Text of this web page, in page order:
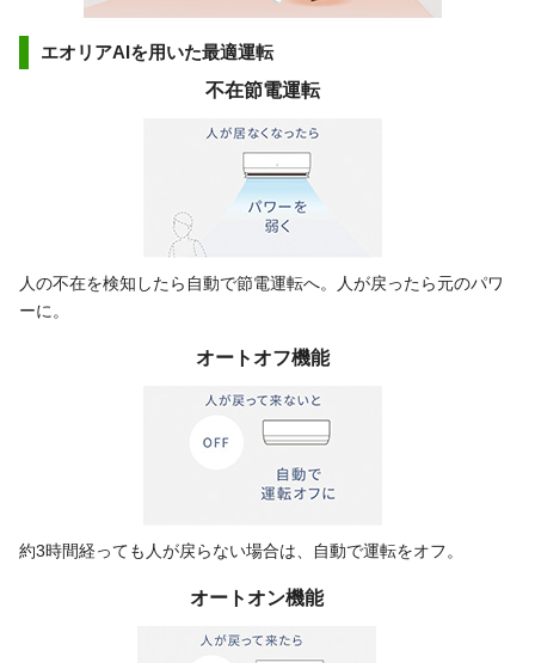
エオリアAIを用いた最適運転
不在節電運転
人の不在を検知したら自動で節電運転へ。人が戻ったら元のパワ
ーに。
オートオフ機能
約3時間経っても人が戻らない場合は、自動で運転をオフ。
オートオン機能